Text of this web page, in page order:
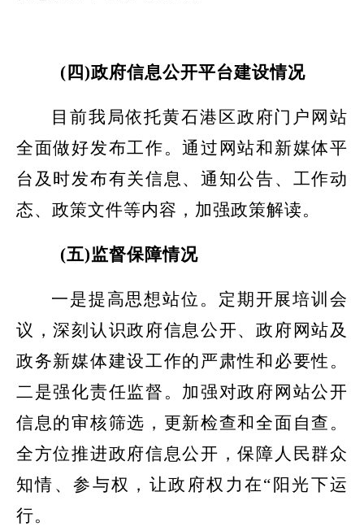
(四)政府信息公开平台建设情况
目前我局依托黄石港区政府门户网站
全面做好发布工作。通过网站和新媒体平
台及时发布有关信息、通知公告、工作动
态、政策文件等内容，加强政策解读。
(五)监督保障情况
一是提高思想站位。定期开展培训会
议，深刻认识政府信息公开、政府网站及
政务新媒体建设工作的严肃性和必要性。
二是强化责任监督。加强对政府网站公开
信息的审核筛选，更新检查和全面自查。
全方位推进政府信息公开，保障人民群众
知情、参与权，让政府权力在“阳光下运
行。